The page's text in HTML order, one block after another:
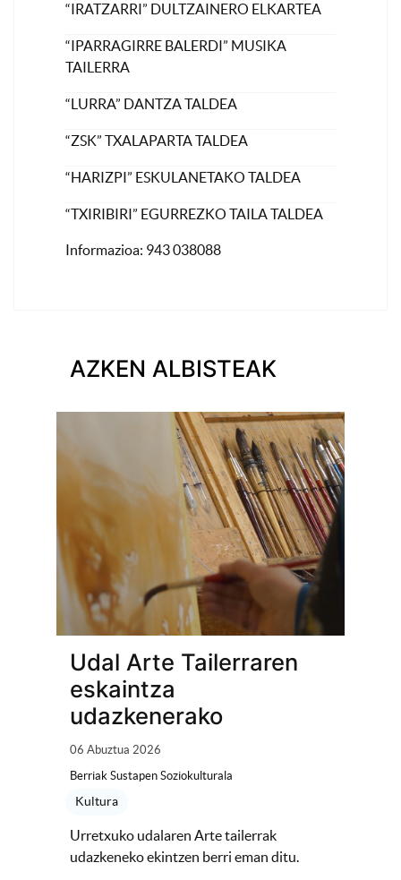
“IRATZARRI” DULTZAINERO ELKARTEA
“IPARRAGIRRE BALERDI” MUSIKA
TAILERRA
“LURRA” DANTZA TALDEA
“ZSK” TXALAPARTA TALDEA
“HARIZPI” ESKULANETAKO TALDEA
“TXIRIBIRI” EGURREZKO TAILA TALDEA
Informazioa: 943 038088
AZKEN ALBISTEAK
Udal Arte Tailerraren
eskaintza
udazkenerako
06 Abuztua 2026
Berriak Sustapen Soziokulturala
Kultura
Urretxuko udalaren Arte tailerrak
udazkeneko ekintzen berri eman ditu.